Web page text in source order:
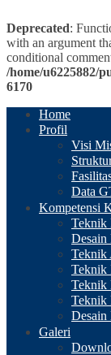
Deprecated:
with an argument
conditional
/home/u6225882/
6170
Home
Profil
Visi
Data
Kompetensi
Teknik
Desain
Teknik
Teknik
Teknik
Teknik
Galeri